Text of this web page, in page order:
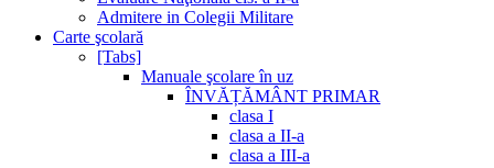
Admitere in Colegii Militare
Carte şcolară
[Tabs]
Manuale şcolare în uz
ÎNVĂȚĂMÂNT PRIMAR
clasa I
clasa a II-a
clasa a III-a